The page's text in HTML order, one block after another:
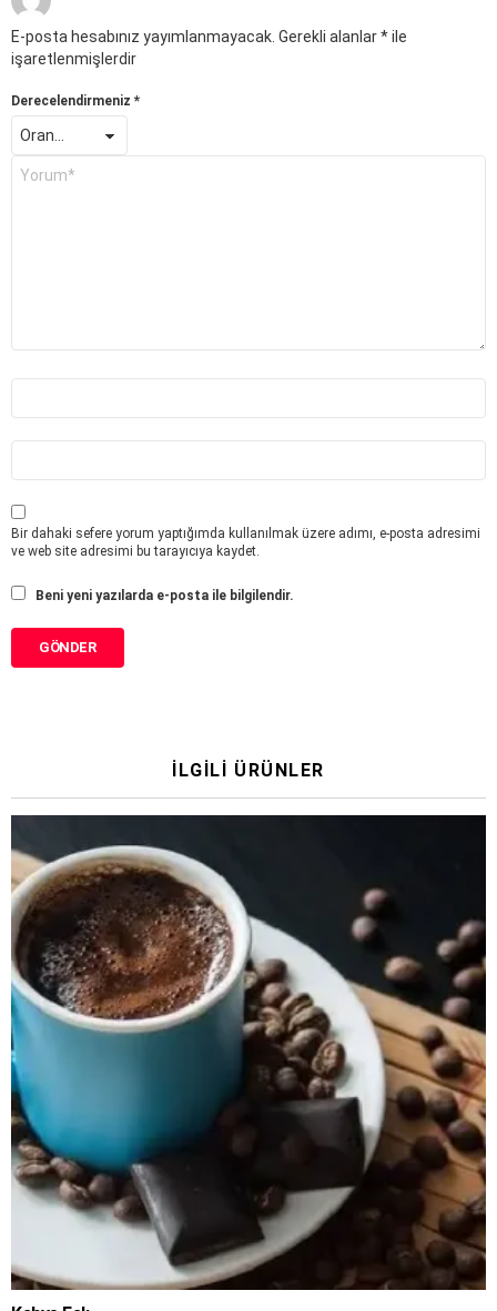
E-posta hesabınız yayımlanmayacak. Gerekli alanlar*ile
işaretlenmişlerdir
Derecelendirmeniz *
m
*
p
o
s
t
a
*
Bir dahaki sefere yorum yaptığımda kullanılmak üzere adımı, e-posta adresimi
ve web site adresimi bu tarayıcıya kaydet.
Beni yeni yazılarda e-posta ile bilgilendir.
İLGILI ÜRÜNLER